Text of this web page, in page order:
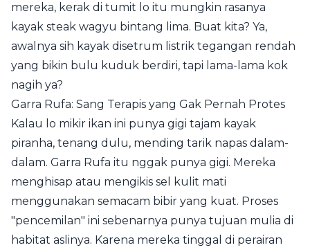
mereka, kerak di tumit lo itu mungkin rasanya
kayak steak wagyu bintang lima. Buat kita? Ya,
awalnya sih kayak disetrum listrik tegangan rendah
yang bikin bulu kuduk berdiri, tapi lama-lama kok
nagih ya?
Garra Rufa: Sang Terapis yang Gak Pernah Protes
Kalau lo mikir ikan ini punya gigi tajam kayak
piranha, tenang dulu, mending tarik napas dalam-
dalam. Garra Rufa itu nggak punya gigi. Mereka
menghisap atau mengikis sel kulit mati
menggunakan semacam bibir yang kuat. Proses
"pencemilan" ini sebenarnya punya tujuan mulia di
habitat aslinya. Karena mereka tinggal di perairan